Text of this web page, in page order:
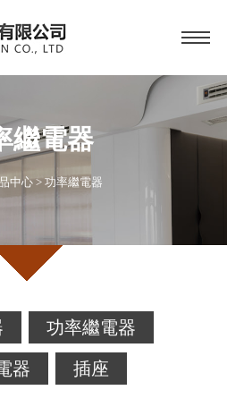
繼電器
中心>功率繼電器
功率繼電器
器 插座